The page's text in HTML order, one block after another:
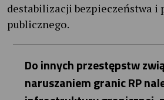
destabilizacji bezpieczeństwa i
publicznego.
Do innych przestępstw
naruszaniem granic RP